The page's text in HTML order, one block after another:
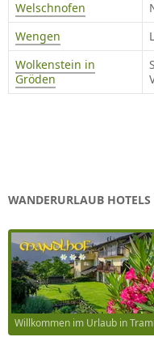
Welschnofen
Wengen
Wolkenstein in
Gröden
WANDERURLAUB
Willkommen im Urlaub in